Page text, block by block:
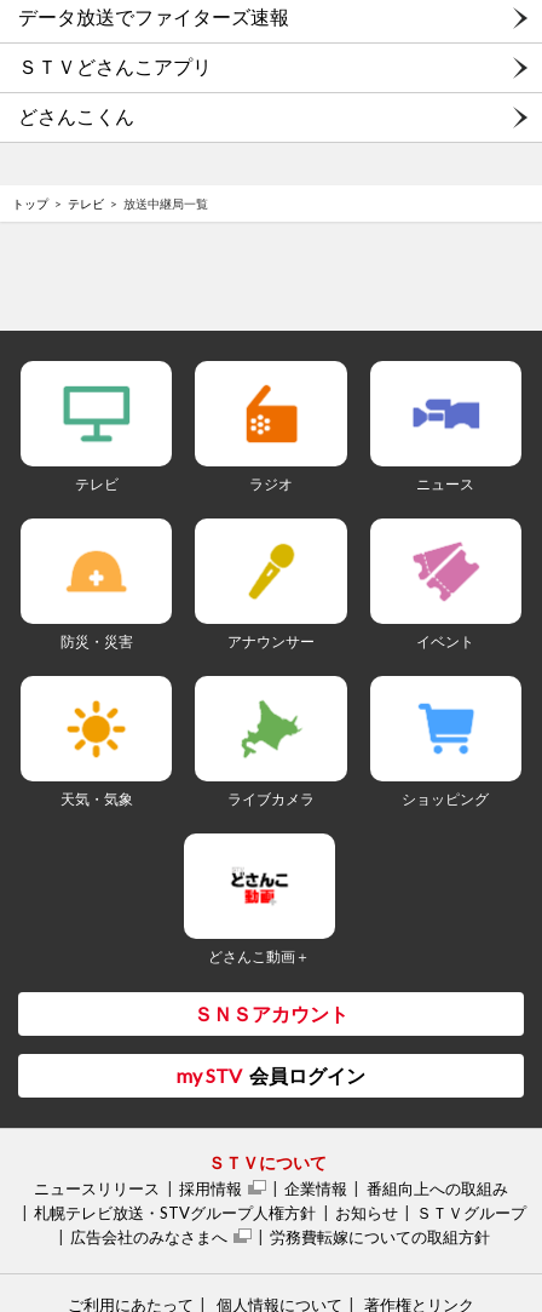
データ放送でファイターズ速報
ＳＴＶどさんこアプリ
どさんこくん
トップ テレビ 放送中継局一覧
テレビ ラジオ ニュース
防災・災害 アナウンサー イベント
天気・気象 ライブカメラ ショッピング
どさんこ動画＋
ＳＮＳアカウント
my STV 会員ログイン
ＳＴＶについて
ニュースリリース 採用情報 企業情報
番組向上への取組み
札幌テレビ放送・STVグループ人権方針
お知らせ
ＳＴＶグループ
広告会社のみなさまへ
労務費転嫁についての取組方針
ご利用にあたって 個人情報について 著作権とリンク